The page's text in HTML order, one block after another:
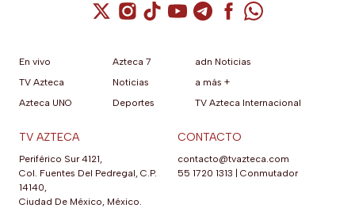
Cuenta de X / Twitter (se abre en una
Cuenta de Instagram (se abre en una
Cuenta de TikTok (se abre en
Cuenta de YouTube (se abre
Cuenta de Telegram (se
Cuenta de
Cuenta de
En vivo
TV Azteca
Azteca UNO
Azteca 7
Noticias
Deportes
adn Noticias
a más +
TV Azteca Internacional
TV AZTECA
Periférico Sur 4121,
Col. Fuentes Del Pedregal, C.P.
14140,
Ciudad De México, México.
CONTACTO
contacto@tvazteca.com
55 1720 1313
Conmutador